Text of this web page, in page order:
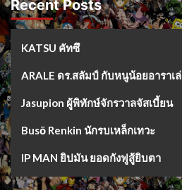
Recent Posts
KATSU คัทซึ
ARALE ดร.สลัมป์ กับหนูน้อยอาราเล่
Jasupion ผู้พิทักษ์จักรวาลจัสเบี้ยน
Busō Renkin นักรบเหล็กเทวะ
IP MAN ยิปมัน ยอดกังฟูสู้ยิบตา